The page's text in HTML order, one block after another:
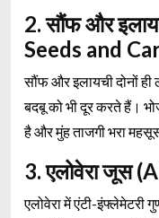
2. सौंफ और
Seeds and
सौंफ और इलायची दोनों
बदबू को भी दूर करते हैं।
है और मुंह ताजगी भरा
3. एलोवेरा जूस
एलोवेरा में एंटी-इंफ्लेमेटरी